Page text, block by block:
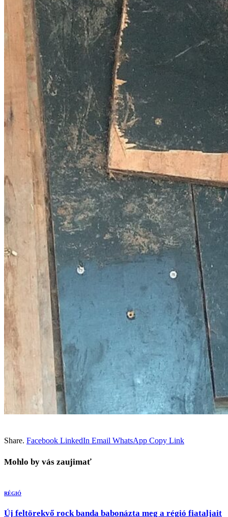
Share. Facebook LinkedIn Email WhatsApp Copy Link
Mohlo by vás zaujimať
RÉGIÓ
Új feltörekvő rock banda babonázta meg a régió fiataljait